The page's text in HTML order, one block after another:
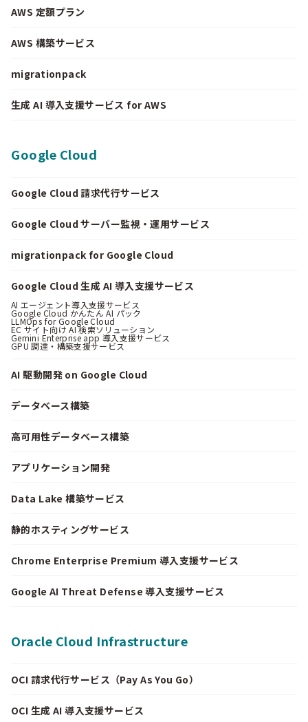
AWS 定額プラン
AWS 構築サービス
migrationpack
生成 AI 導入支援サービス for AWS
Google Cloud
Google Cloud 請求代行サービス
Google Cloud サーバー監視・運用サービス
migrationpack for Google Cloud
Google Cloud 生成 AI 導入支援サービス
AI エージェント導入支援サービス
Google Cloud かんたん AI パック
LLMOps for Google Cloud
EC サイト向け AI 検索ソリューション
Gemini Enterprise app 導入支援サービス
GPU 調達・構築支援サービス
AI 駆動開発 on Google Cloud
データベース構築
高可用性データベース構築
アプリケーション開発
Data Lake 構築サービス
静的ホスティングサービス
Chrome Enterprise Premium 導入支援サービス
Google AI Threat Defense 導入支援サービス
Oracle Cloud Infrastructure
OCI 請求代行サービス（Pay As You Go）
OCI 生成 AI 導入支援サービス